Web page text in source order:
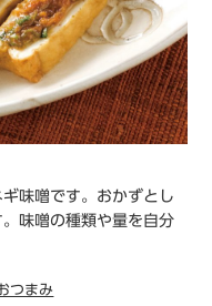
味噌です。おかずとし
味噌の種類や量を自分
つまみ